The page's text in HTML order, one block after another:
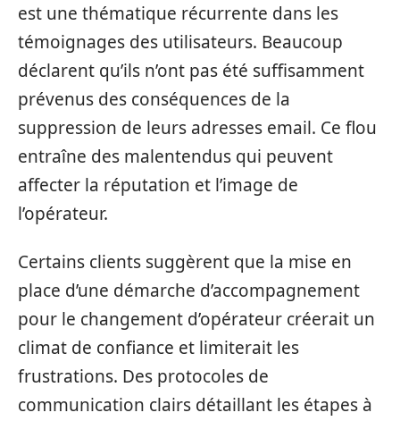
est une thématique récurrente dans les
témoignages des utilisateurs. Beaucoup
déclarent qu’ils n’ont pas été suffisamment
prévenus des conséquences de la
suppression de leurs adresses email. Ce flou
entraîne des malentendus qui peuvent
affecter la réputation et l’image de
l’opérateur.
Certains clients suggèrent que la mise en
place d’une démarche d’accompagnement
pour le changement d’opérateur créerait un
climat de confiance et limiterait les
frustrations. Des protocoles de
communication clairs détaillant les étapes à